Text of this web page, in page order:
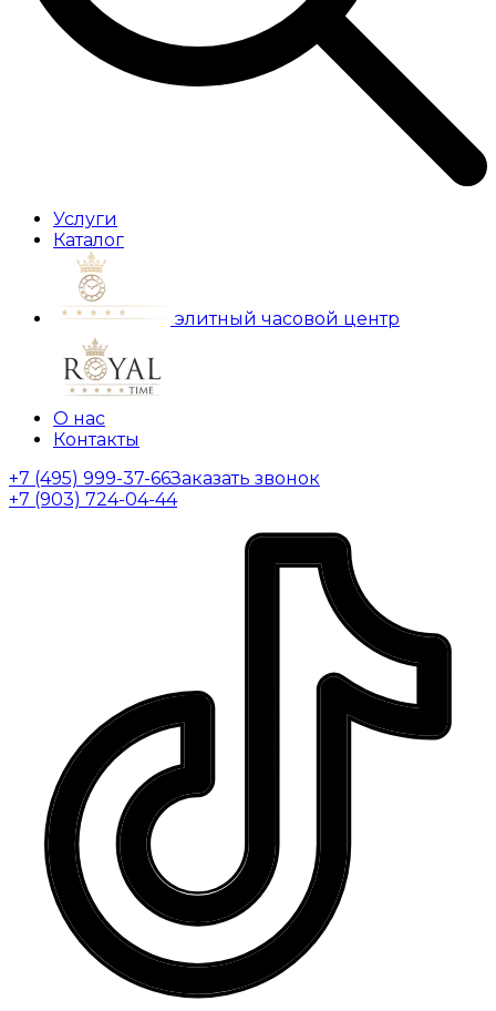
Услуги
Каталог
элитный часовой центр
О нас
Контакты
+7 (495) 999-37-66Заказать звонок
+7 (903) 724-04-44